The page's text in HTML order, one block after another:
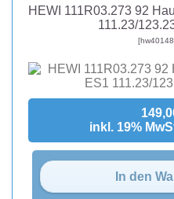
HEWI 111R03.273 92
111.23/
inkl. 19%
In den